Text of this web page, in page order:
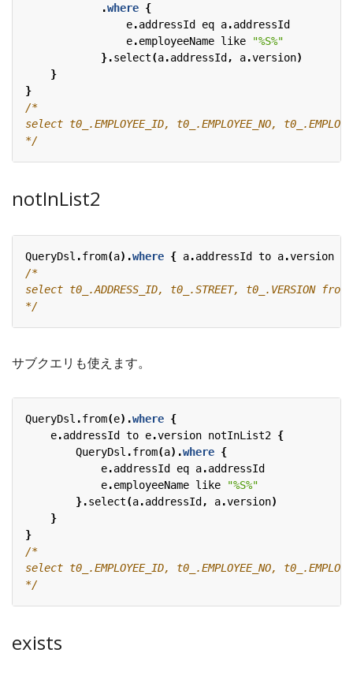
.where {
e.addressId eq a.addressId
e.employeeName like
"%S%"
}.select(a.addressId, a.version)
}
}
*/
notInList2
QueryDsl .from(a).where { a.addressId to a.version
*/
サブクエリも使えます。
QueryDsl .from(e).where {
e.addressId to e.version notInList2 {
QueryDsl .from(a).where {
e.addressId eq a.addressId
e.employeeName like
"%S%"
}.select(a.addressId , a.version)
}
}
*/
exists